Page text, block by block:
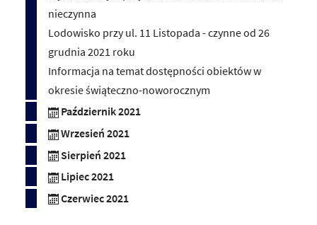
nieczynna
Lodowisko przy ul. 11 Listopada - czynne od 26
grudnia 2021 roku
Informacja na temat dostępności obiektów w
okresie świąteczno-noworocznym
Październik 2021
Wrzesień 2021
Sierpień 2021
Lipiec 2021
Czerwiec 2021